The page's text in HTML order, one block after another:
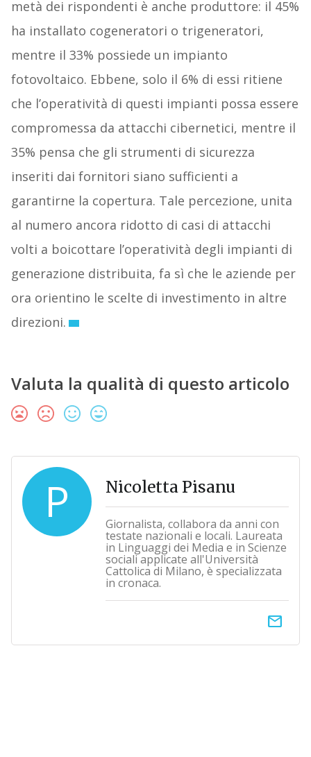
metà dei rispondenti è anche produttore: il 45%
ha installato cogeneratori o trigeneratori,
mentre il 33% possiede un impianto
fotovoltaico. Ebbene, solo il 6% di essi ritiene
che l’operatività di questi impianti possa essere
compromessa da attacchi cibernetici, mentre il
35% pensa che gli strumenti di sicurezza
inseriti dai fornitori siano sufficienti a
garantirne la copertura. Tale percezione, unita
al numero ancora ridotto di casi di attacchi
volti a boicottare l’operatività degli impianti di
generazione distribuita, fa sì che le aziende per
ora orientino le scelte di investimento in altre
direzioni.
Valuta la qualità di questo articolo
P Nicoletta Pisanu
Giornalista, collabora da anni con
testate nazionali e locali. Laureata
in Linguaggi dei Media e in Scienze
sociali applicate all'Università
Cattolica di Milano, è specializzata
in cronaca.
email